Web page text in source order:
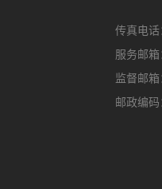
传真电话
服务邮箱
监督邮箱
邮政编码